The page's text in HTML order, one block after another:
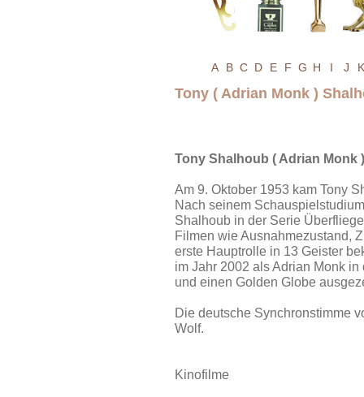
A B C D E F G H I J K
Tony ( Adrian Monk )
Tony Shalhoub ( Adrian Monk )
Am 9. Oktober 1953 kam Tony
Nach seinem
Shalhoub in der Serie
Filmen wie Ausnahmezustand,
erste Hauptrolle in 13 Geister
im Jahr 2002 als Adrian Monk
und einen Golden Globe
Die deutsche Synchronstimme
Wolf.
Kinofilme